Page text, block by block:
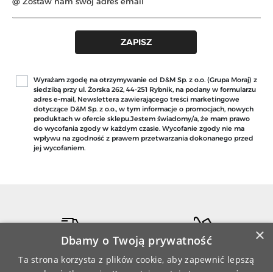
Wyrażam zgodę na otrzymywanie od D&M Sp. z o.o. (Grupa Moraj) z
siedzibą przy ul. Żorska 262, 44-251 Rybnik, na podany w formularzu
adres e-mail, Newslettera zawierającego treści marketingowe
dotyczące D&M Sp. z o.o., w tym informacje o promocjach, nowych
produktach w ofercie sklepu.Jestem świadomy/a, że mam prawo
do wycofania zgody w każdym czasie. Wycofanie zgody nie ma
wpływu na zgodność z prawem przetwarzania dokonanego przed
jej wycofaniem.
DARMOWA WYSYŁKA
PRZY ZAMÓWIENIU JUŻ OD 149 ZŁ
ZAMÓWIENIA REALIZOWANE
SĄ FIRMĄ KURIERSKĄ
×
Dbamy o Twoją prywatność
Ta strona korzysta z plików cookie, aby zapewnić lepszą